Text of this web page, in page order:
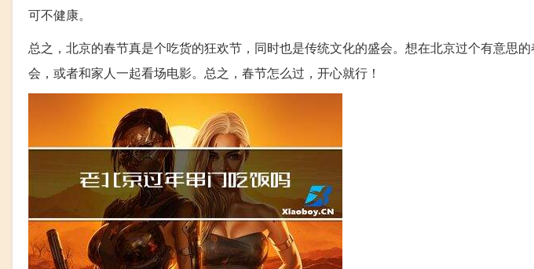
可不健康。
总之，北京的春节真是个吃货的狂欢节，同时也是传统文化的盛会。想在北京过个有意思
会，或者和家人一起看场电影。总之，春节怎么过，开心就行！